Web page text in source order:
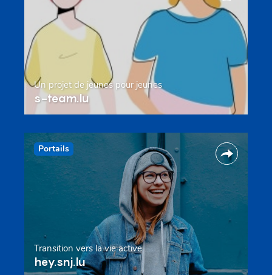
Un projet de jeunes pour jeunes
s-team.lu
Portails
Transition vers la vie active
hey.snj.lu